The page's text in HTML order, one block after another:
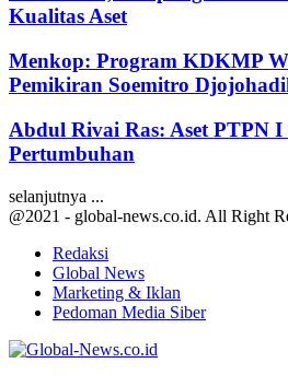
Kualitas Aset
Menkop: Program KDKMP
Pemikiran Soemitro
Abdul Rivai Ras: Aset PTPN
Pertumbuhan
selanjutnya ...
@2021 - global-news.co.id. All Right
Redaksi
Global News
Marketing & Iklan
Pedoman Media Siber